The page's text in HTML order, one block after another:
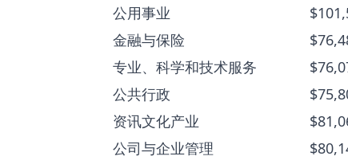
公用事业
金融与保险
专业、科学和技术服务
公共行政
资讯文化产业
公司与企业管理